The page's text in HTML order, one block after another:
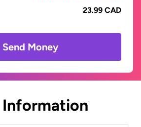
23.99 CAD
Send Money